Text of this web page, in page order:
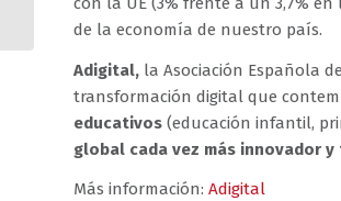
de la economía de nuestro país.
Adigital, la Asociación Española
transformación digital que
educativos (educación infantil,
global cada vez más innovador
Más información: Adigital